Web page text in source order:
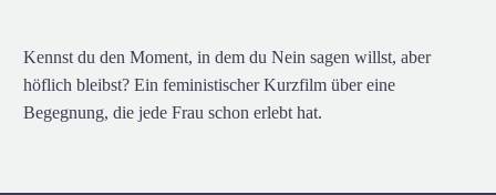
Kennst du den Moment, in dem du Nein sagen willst, aber
höflich bleibst? Ein feministischer Kurzfilm über eine
Begegnung, die jede Frau schon erlebt hat.